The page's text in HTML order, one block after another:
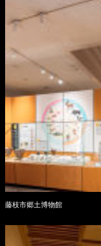
藤枝市郷土博物館